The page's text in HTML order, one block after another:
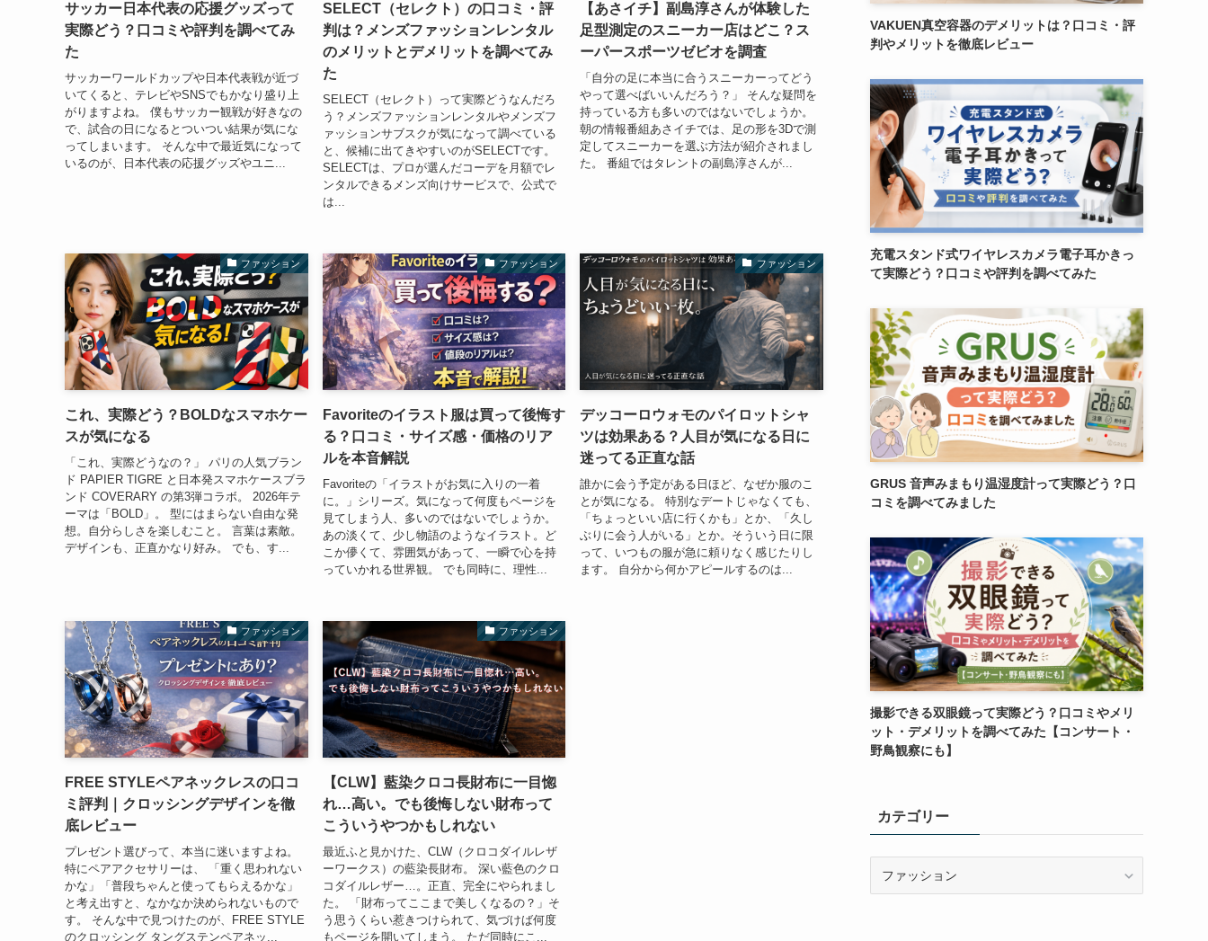
サッカー日本代表の応援グッズって
実際どう？口コミや評判を調べてみ
た
サッカーワールドカップや日本代表戦が近づ
いてくると、テレビやSNSでもかなり盛り上
がりますよね。 僕もサッカー観戦が好きなの
で、試合の日になるとついつい結果が気にな
ってしまいます。 そんな中で最近気になって
いるのが、日本代表の応援グッズやユニ...
SELECT（セレクト）の口コミ・評
判は？メンズファッションレンタル
のメリットとデメリットを調べてみ
た
SELECT（セレクト）って実際どうなんだろ
う？メンズファッションレンタルやメンズフ
ァッションサブスクが気になって調べている
と、候補に出てきやすいのがSELECTです。
SELECTは、プロが選んだコーデを月額でレ
ンタルできるメンズ向けサービスで、公式で
は...
【あさイチ】副島淳さんが体験した
足型測定のスニーカー店はどこ？ス
ーパースポーツゼビオを調査
「自分の足に本当に合うスニーカーってどう
やって選べばいいんだろう？」 そんな疑問を
持っている方も多いのではないでしょうか。
朝の情報番組あさイチでは、足の形を3Dで測
定してスニーカーを選ぶ方法が紹介されまし
た。 番組ではタレントの副島淳さんが...
ファッション
これ、実際どう？BOLDなスマホケー
スが気になる
「これ、実際どうなの？」 パリの人気ブラン
ド PAPIER TIGRE と日本発スマホケースブラ
ンド COVERARY の第3弾コラボ。 2026年テ
ーマは「BOLD」。 型にはまらない自由な発
想。自分らしさを楽しむこと。 言葉は素敵。
デザインも、正直かなり好み。 でも、す...
ファッション
Favoriteのイラスト服は買って後悔す
る？口コミ・サイズ感・価格のリア
ルを本音解説
Favoriteの「イラストがお気に入りの一着
に。」シリーズ。気になって何度もページを
見てしまう人、多いのではないでしょうか。
あの淡くて、少し物語のようなイラスト。ど
こか儚くて、雰囲気があって、一瞬で心を持
っていかれる世界観。 でも同時に、理性...
ファッション
デッコーロウォモのパイロットシャ
ツは効果ある？人目が気になる日に
迷ってる正直な話
誰かに会う予定がある日ほど、なぜか服のこ
とが気になる。 特別なデートじゃなくても、
「ちょっといい店に行くかも」とか、「久し
ぶりに会う人がいる」とか。そういう日に限
って、いつもの服が急に頼りなく感じたりし
ます。 自分から何かアピールするのは...
ファッション
FREE STYLEペアネックレスの口コ
ミ評判｜クロッシングデザインを徹
底レビュー
プレゼント選びって、本当に迷いますよね。
特にペアアクセサリーは、 「重く思われない
かな」「普段ちゃんと使ってもらえるかな」
と考え出すと、なかなか決められないもので
す。 そんな中で見つけたのが、FREE STYLE
のクロッシング タングステンペアネッ...
ファッション
【CLW】藍染クロコ長財布に一目惚
れ…高い。でも後悔しない財布って
こういうやつかもしれない
最近ふと見かけた、CLW（クロコダイルレザ
ーワークス）の藍染長財布。 深い藍色のクロ
コダイルレザー…。正直、完全にやられまし
た。 「財布ってここまで美しくなるの？」そ
う思うくらい惹きつけられて、気づけば何度
もページを開いてしまう。 ただ同時にこ...
VAKUEN真空容器のデメリットは？口コミ・評
判やメリットを徹底レビュー
充電スタンド式ワイヤレスカメラ電子耳かきっ
て実際どう？口コミや評判を調べてみた
GRUS 音声みまもり温湿度計って実際どう？口
コミを調べてみました
撮影できる双眼鏡って実際どう？口コミやメリ
ット・デメリットを調べてみた【コンサート・
野鳥観察にも】
カテゴリー